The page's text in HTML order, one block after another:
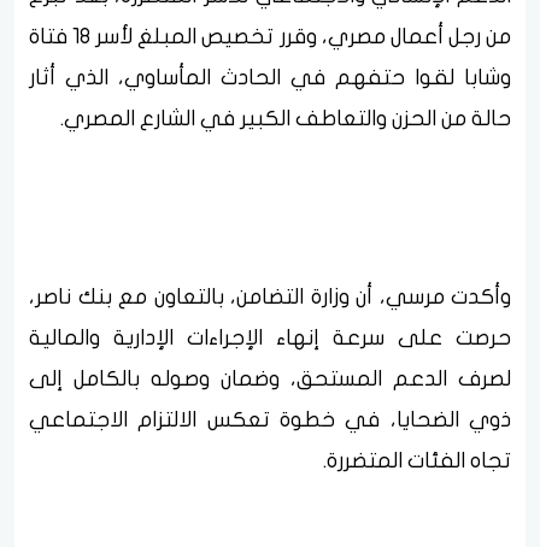
من رجل أعمال مصري، وقرر تخصيص المبلغ لأسر 18 فتاة
وشابا لقوا حتفهم في الحادث المأساوي، الذي أثار
حالة من الحزن والتعاطف الكبير في الشارع المصري.
وأكدت مرسي، أن وزارة التضامن، بالتعاون مع بنك ناصر،
حرصت على سرعة إنهاء الإجراءات الإدارية والمالية
لصرف الدعم المستحق، وضمان وصوله بالكامل إلى
ذوي الضحايا، في خطوة تعكس الالتزام الاجتماعي
تجاه الفئات المتضررة.